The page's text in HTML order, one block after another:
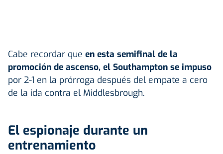
Cabe recordar que en esta semifinal de la
promoción de ascenso, el Southampton se impuso
por 2-1 en la prórroga después del empate a cero
de la ida contra el Middlesbrough.
El espionaje durante un
entrenamiento